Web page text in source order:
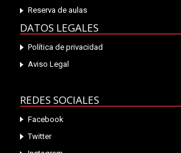
Reserva de aulas
DATOS LEGALES
Política de privacidad
Aviso Legal
REDES SOCIALES
Facebook
Twitter